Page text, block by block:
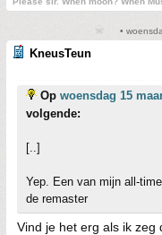
•
KneusTeun
Op woensdag 15
volgende:
[..]
Yep. Een van mijn all-
de remaster
Vind je het erg als ik zeg